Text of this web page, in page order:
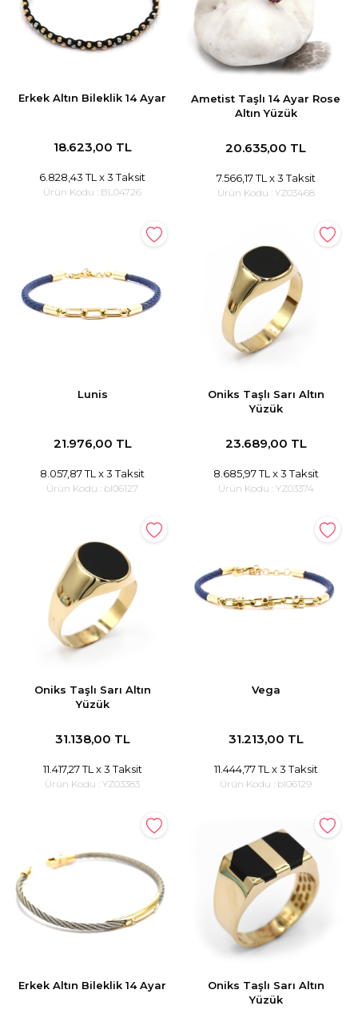
Tümünü Görüntüle
Tümünü Görüntüle
Erkek Altın Bileklik 14 Ayar
18.623,00 TL
6.828,43 TLx 3 Taksit
Ürün Kodu : BL04726
Ametist Taşlı 14 Ayar Rose
Altın Yüzük
20.635,00 TL
7.566,17 TL x 3 Taksit
Ürün Kodu : YZ03468
Lunis
21.976,00 TL
8.057,87 TL x 3 Taksit
Ürün Kodu : bl06127
Oniks Taşlı Sarı Altın
Yüzük
23.689,00 TL
8.685,97 TL x 3 Taksit
Ürün Kodu : YZ03374
Oniks Taşlı Sarı Altın
Yüzük
31.138,00 TL
11.417,27 TL x 3 Taksit
Ürün Kodu : YZ03383
Vega
31.213,00 TL
11.444,77 TL x 3 Taksit
Ürün Kodu : bl06129
Erkek Altın Bileklik 14 Ayar
Oniks Taşlı Sarı Altın
Yüzük